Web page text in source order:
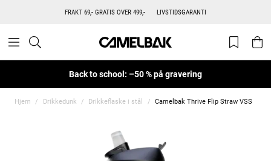
FRAKT 69,- GRATIS OVER 499,- LIVSTIDSGARANTI
Back to school: –50 % på gravering
Hjem Drikkedunk Drikkeflaske i stål Camelbak Thrive Flip Straw VSS